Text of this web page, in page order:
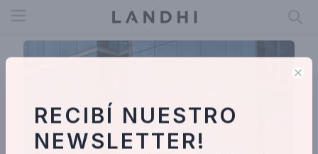
Open menu
RECIBÍ NUESTRO
NEWSLETTER!